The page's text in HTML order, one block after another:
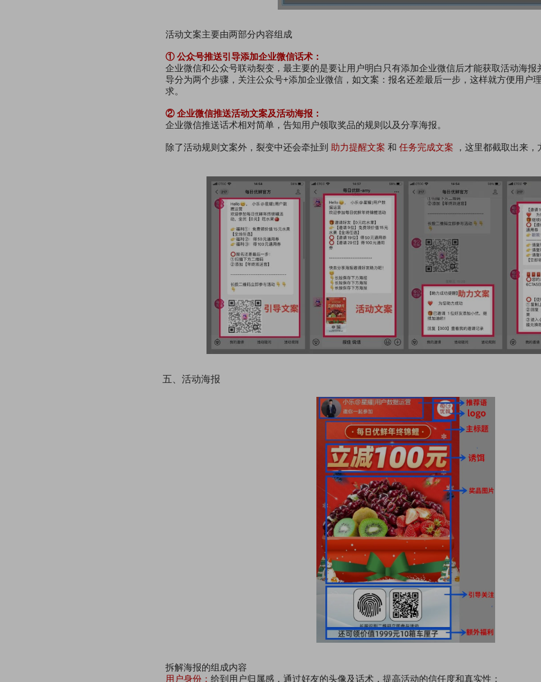
活动文案主要由两部分内容组成
① 公众号推送引导添加企业微信话术：
企业微信和公众号联动裂变，最主要的是要让用户明白只有添加企业微信后才能获取活动海报
导分为两个步骤，关注公众号+添加企业微信，如文案：报名还差最后一步，这样就方便用户
求。
② 企业微信推送活动文案及活动海报：
企业微信推送话术相对简单，告知用户领取奖品的规则以及分享海报。
除了活动规则文案外，裂变中还会牵扯到 助力提醒文案 和 任务完成文案 ，这里都截取出来
五、活动海报
拆解海报的组成内容
用户身份： 给到用户归属感，通过好友的头像及话术，提高活动的信任度和真实性；